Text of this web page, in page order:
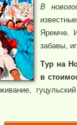
В
Яремче.
забавы,
Тур на
в